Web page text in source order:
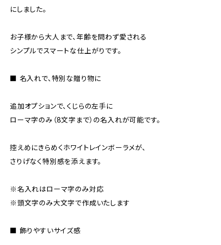
にしました。
お子様から大人まで、年齢を問わず愛される
シンプルでスマートな仕上がりです。
■ 名入れで、特別な贈り物に
追加オプションで、くじらの左手に
ローマ字のみ（8文字まで）の名入れが可能です。
控えめにきらめくホワイトレインボーラメが、
さりげなく特別感を添えます。
※名入れはローマ字のみ対応
※頭文字のみ大文字で作成いたします
■ 飾りやすいサイズ感